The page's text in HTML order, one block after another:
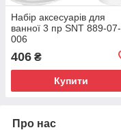
Набір аксесуарів для
ванної 3 пр SNT 889-07-
006
406 ₴
Купити
Про нас